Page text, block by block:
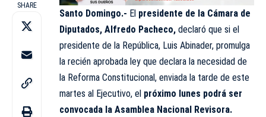
SHARE
Santo Domingo.- El presidente de la Cámara de
Diputados, Alfredo Pacheco, declaró que si el
presidente de la República, Luis Abinader, promulga
la recién aprobada ley que declara la necesidad de
la Reforma Constitucional, enviada la tarde de este
martes al Ejecutivo, el próximo lunes podrá ser
convocada la Asamblea Nacional Revisora.